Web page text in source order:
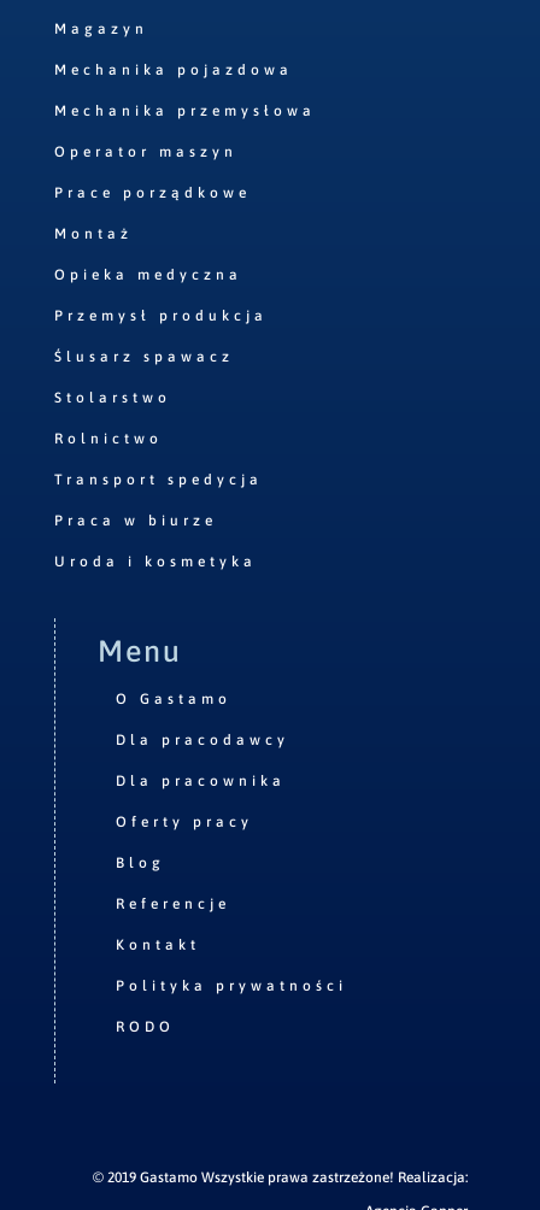
Magazyn
Mechanika pojazdowa
Mechanika przemysłowa
Operator maszyn
Prace porządkowe
Montaż
Opieka medyczna
Przemysł produkcja
Ślusarz spawacz
Stolarstwo
Rolnictwo
Transport spedycja
Praca w biurze
Uroda i kosmetyka
Menu
O Gastamo
Dla pracodawcy
Dla pracownika
Oferty pracy
Blog
Referencje
Kontakt
Polityka prywatności
RODO
© 2019 Gastamo Wszystkie prawa zastrzeżone! Realizacja: